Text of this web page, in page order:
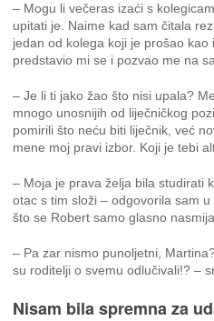
– Mogu li večeras izaći s
upitati je. Naime kad sam čitala
jedan od kolega koji je prošao kao
predstavio mi se i pozvao me na
– Je li ti jako žao što nisi upala?
mnogo unosnijih od liječničkog
pomirili što neću biti liječnik, već
mene moj pravi izbor. Koji je tebi
– Moja je prava želja bila studirati
otac s tim složi – odgovorila sam
što se Robert samo glasno
– Pa zar nismo punoljetni,
su roditelji o svemu odlučivali!? –
Nisam bila spremna za